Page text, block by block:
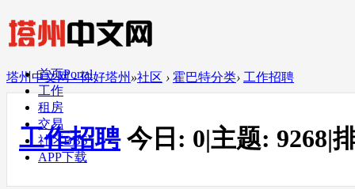
首页Portal
工作
租房
交易
社区BBS
APP下载
塔州中文网 - 你好塔州 »社区 › 霍巴特分类› 工作招聘
工作招聘 今日: 0|主题: 9268|